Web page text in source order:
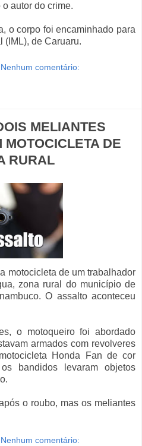
autor do crime.
o corpo foi encaminhado para
(IML), de Caruaru.
Nenhum comentário:
MELIANTES
DE
RURAL
motocicleta de um trabalhador
zona rural do município de
O assalto aconteceu
o motoqueiro foi abordado
armados com revolveres
Honda Fan de cor
bandidos levaram objetos
o roubo, mas os meliantes
Nenhum comentário: